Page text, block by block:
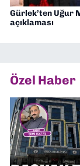
Gürlek’ten Uğur
açıklaması
Özel Haber